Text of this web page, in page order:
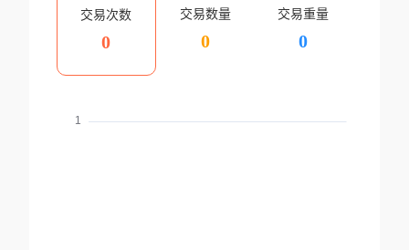
交易次数
0
交易数量
0
交易重量
0